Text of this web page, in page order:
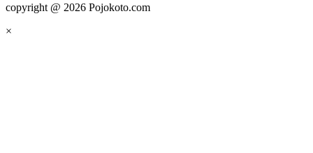
copyright @ 2026 Pojokoto.com
×